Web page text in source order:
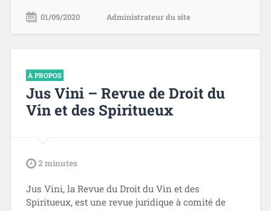
01/09/2020 Administrateur du site
À PROPOS
Jus Vini – Revue de Droit du
Vin et des Spiritueux
tdl2 minutes
Jus Vini, la Revue du Droit du Vin et des
Spiritueux, est une revue juridique à comité de